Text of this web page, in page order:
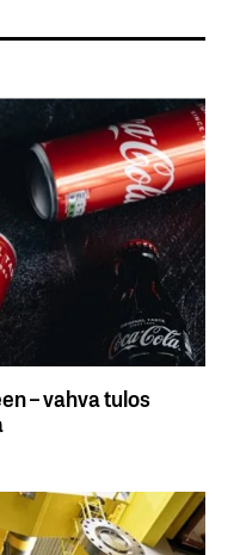
– vahva tulos